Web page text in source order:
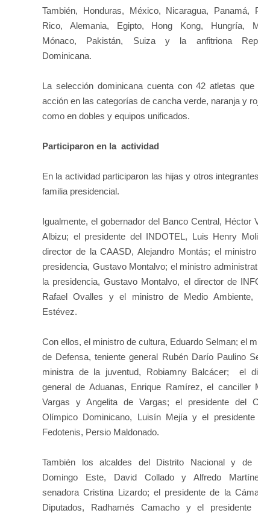
También, Honduras, México, Nicaragua, Panamá,
Rico, Alemania, Egipto, Hong Kong, Hungría,
Mónaco, Pakistán, Suiza y la anfitriona
Dominicana.
La selección dominicana cuenta con 42 atletas que
acción en las categorías de cancha verde, naranja y roja,
como en dobles y equipos unificados.
Participaron en la actividad
En la actividad participaron las hijas y otros integrantes
familia presidencial.
Igualmente, el gobernador del Banco Central, Héctor
Albizu; el presidente del INDOTEL, Luis Henry
director de la CAASD, Alejandro Montás; el ministro
presidencia, Gustavo Montalvo; el ministro
la presidencia, Gustavo Montalvo, el director de
Rafael Ovalles y el ministro de Medio Ambiente,
Estévez.
Con ellos, el ministro de cultura, Eduardo Selman; el
de Defensa, teniente general Rubén Darío Paulino
ministra de la juventud, Robiamny Balcácer; el
general de Aduanas, Enrique Ramírez, el canciller
Vargas y Angelita de Vargas; el presidente del
Olímpico Dominicano, Luisín Mejía y el presidente
Fedotenis, Persio Maldonado.
También los alcaldes del Distrito Nacional y de
Domingo Este, David Collado y Alfredo
senadora Cristina Lizardo; el presidente de la Cámara
Diputados, Radhamés Camacho y el presidente